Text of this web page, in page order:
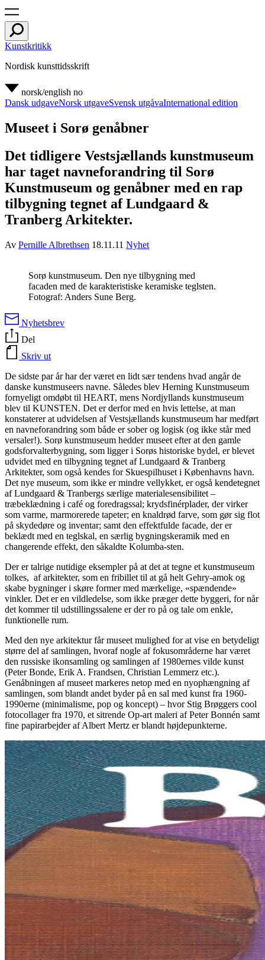
Kunstkritikk
Nordisk kunsttidsskrift
norsk/english no
Dansk udgaveNorsk utgaveSvensk utgåvaInternational edition
Museet i Sorø genåbner
Det tidligere Vestsjællands kunstmuseum
har taget navneforandring til Sorø
Kunstmuseum og genåbner med en rap
tilbygning tegnet af Lundgaard &
Tranberg Arkitekter.
Av Pernille Albrethsen 18.11.11 Nyhet
Sorø kunstmuseum. Den nye tilbygning med
facaden med de karakteristiske keramiske teglsten.
Fotograf: Anders Sune Berg.
Nyhetsbrev
Del
Skriv ut
De sidste par år har der været en lidt sær tendens hvad angår de
danske kunstmuseers navne. Således blev Herning Kunstmuseum
fornyeligt omdøbt til HEART, mens Nordjyllands kunstmuseum
blev til KUNSTEN. Det er derfor med en hvis lettelse, at man
konstaterer at udvidelsen af Vestsjællands kunstmuseum har medført
en navneforandring som både er sober og logisk (og ikke står med
versaler!). Sorø kunstmuseum hedder museet efter at den gamle
godsforvalterbygning, som ligger i Sorøs historiske bydel, er blevet
udvidet med en tilbygning tegnet af Lundgaard & Tranberg
Arkitekter, som også kendes for Skuespilhuset i Københavns havn.
Det nye museum, som ikke er mindre vellykket, er også kendetegnet
af Lundgaard & Tranbergs særlige materialesensibilitet –
træbeklædning i café og foredragssal; krydsfinérplader, der virker
som varme, marmorerede tapeter; en knaldrød farve, som gør sig flot
på skydedøre og inventar; samt den effektfulde facade, der er
beklædt med en teglskal, en særlig bygningskeramik med en
changerende effekt, den såkaldte Kolumba-sten.
Der er talrige nutidige eksempler på at det at tegne et kunstmuseum
tolkes, af arkitekter, som en fribillet til at gå helt Gehry-amok og
skabe bygninger i skøre former med mærkelige, «spændende»
vinkler. Det er en vildledelse, som ikke præger dette byggeri, for når
det kommer til udstillingssalene er der ro på og tale om enkle,
funktionelle rum.
Med den nye arkitektur får museet mulighed for at vise en betydeligt
større del af samlingen, hvoraf nogle af fokusområderne har været
den russiske ikonsamling og samlingen af 1980ernes vilde kunst
(Peter Bonde, Erik A. Frandsen, Christian Lemmerz etc.).
Genåbningen af museet markeres netop med en nyophængning af
samlingen, som blandt andet byder på en sal med kunst fra 1960-
1990erne (minimalisme, pop og koncept) – hvor Stig Brøggers cool
fotocollager fra 1970, et sitrende Op-art maleri af Peter Bonnén samt
fine papirarbejder af Albert Mertz er blandt højdepunkterne.